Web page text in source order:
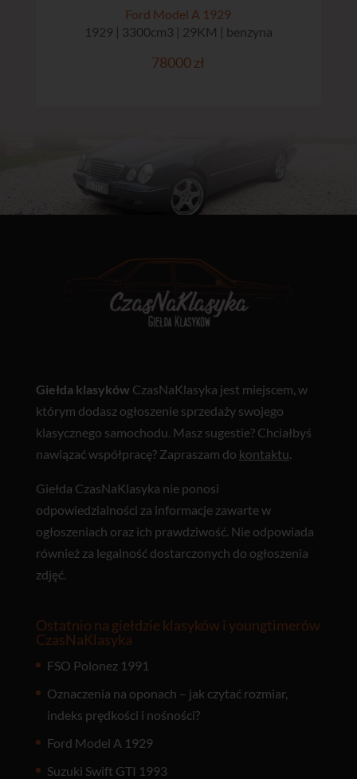
Ford Model A 1929
1929 | 3300cm3 | 29KM | benzyna
78000 zł
Giełda klasyków CzasNaKlasyka jest miejscem, w
którym dodasz ogłoszenie sprzedaży swojego
klasycznego samochodu. Masz sugestie? Chciałbyś
nawiązać współpracę? Zapraszam do kontaktu
Giełda CzasNaKlasyka nie ponosi
odpowiedzialności za informacje zawarte w
ogłoszeniach oraz ich prawdziwość. Nie odpowiada
również za legalność dostarczonych do ogłoszenia
zdjęć.
Ostatnio na giełdzie klasyków i youngtimerów
CzasNaKlasyka
FSO Polonez 1991
Oznaczenia na oponach – jak czytać rozmiar,
indeks prędkości i nośności?
Ford Model A 1929
Suzuki Swift GTI 1993